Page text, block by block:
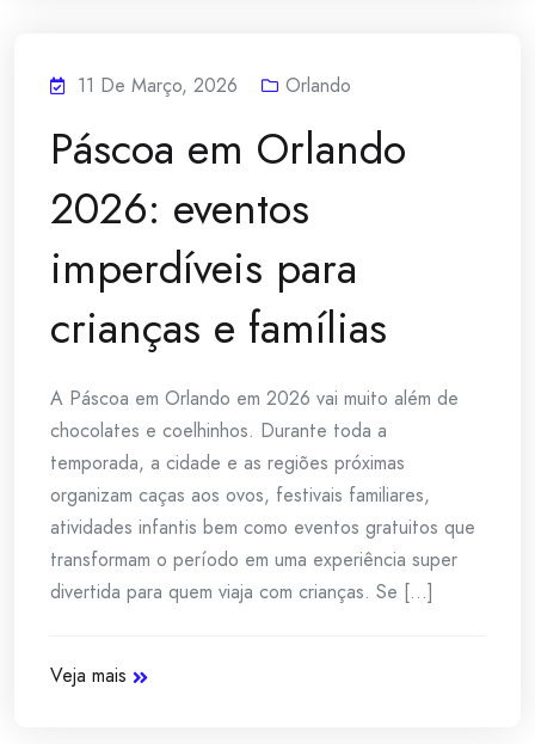
11 De Março, 2026 Orlando
Páscoa em Orlando
2026: eventos
imperdíveis para
crianças e famílias
A Páscoa em Orlando em 2026 vai muito além de
chocolates e coelhinhos. Durante toda a
temporada, a cidade e as regiões próximas
organizam caças aos ovos, festivais familiares,
atividades infantis bem como eventos gratuitos que
transformam o período em uma experiência super
divertida para quem viaja com crianças. Se [...]
Veja mais